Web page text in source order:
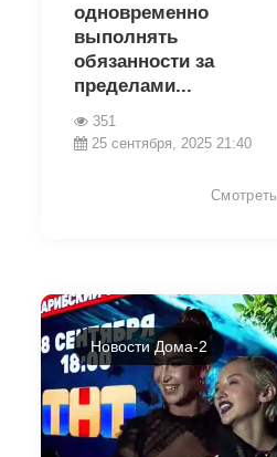
одновременно
выполнять
обязанности за
пределами...
351
25 сентября, 2025 21:40
Смотреть
Новости Дома-2